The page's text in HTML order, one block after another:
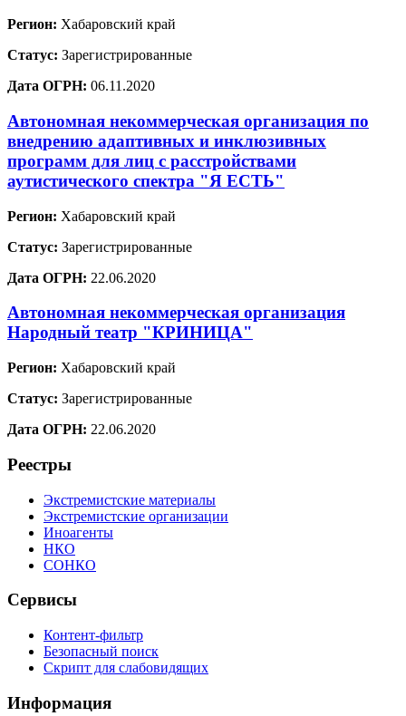
Регион: Хабаровский край
Статус: Зарегистрированные
Дата ОГРН: 06.11.2020
Автономная некоммерческая организация по
внедрению адаптивных и инклюзивных
программ для лиц с расстройствами
аутистического спектра "Я ЕСТЬ"
Регион: Хабаровский край
Статус: Зарегистрированные
Дата ОГРН: 22.06.2020
Автономная некоммерческая организация
Народный театр "КРИНИЦА"
Регион: Хабаровский край
Статус: Зарегистрированные
Дата ОГРН: 22.06.2020
Реестры
Экстремистские материалы
Экстремистские организации
Иноагенты
НКО
СОНКО
Сервисы
Контент-фильтр
Безопасный поиск
Скрипт для слабовидящих
Информация